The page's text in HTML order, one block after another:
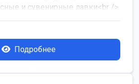
и сувенирные лавки<br />
м...
Подробнее